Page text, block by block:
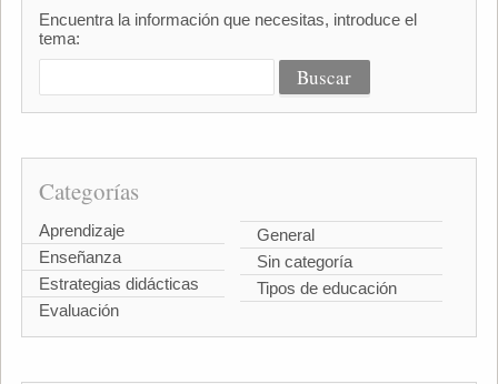
Encuentra la información que necesitas, introduce el
tema:
Categorías
Aprendizaje
Enseñanza
Estrategias didácticas
Evaluación
General
Sin categoría
Tipos de educación